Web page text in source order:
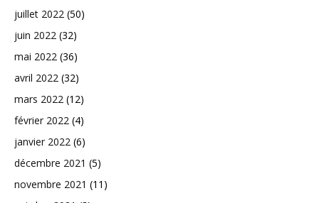
juillet 2022 (50)
juin 2022 (32)
mai 2022 (36)
avril 2022 (32)
mars 2022 (12)
février 2022 (4)
janvier 2022 (6)
décembre 2021 (5)
novembre 2021 (11)